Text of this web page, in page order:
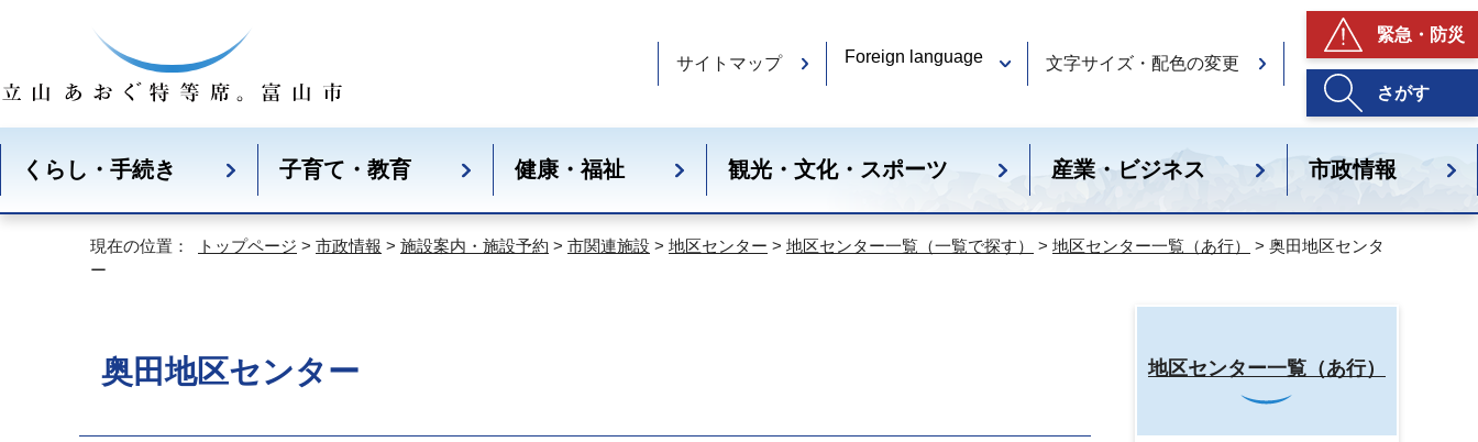
サイトマップ Foreign language 文字サイズ・配色の変更
緊急・防災
さがす
くらし・手続き 子育て・教育 健康・福祉 観光・文化・スポーツ 産業・ビジネス 市政情報
現在の位置： トップページ > 市政情報 > 施設案内・施設予約 > 市関連施設 > 地区センター > 地区センター一覧（一覧で探す） > 地区センター一覧（あ行）
> 奥田地区センタ
ー
奥田地区センター 地区センター一覧（あ行）